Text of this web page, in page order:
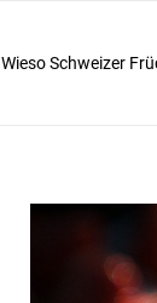
Wieso Schweizer